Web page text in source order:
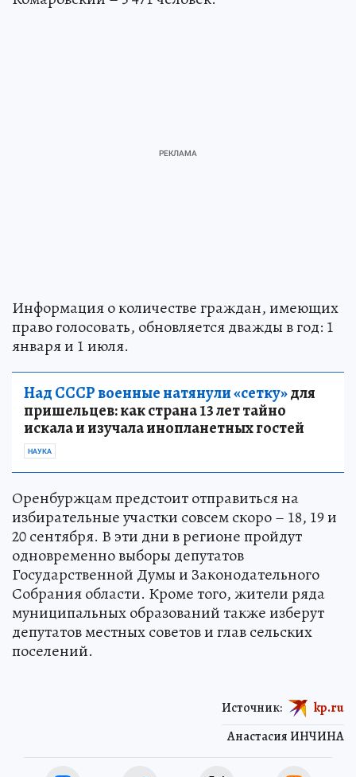
Информация о количестве граждан, имеющих
право голосовать, обновляется дважды в год: 1
января и 1 июля.
Над СССР военные натянули «сетку»для
пришельцев: как страна 13 лет тайно
искала и изучала инопланетных гостей
НАУКА
Оренбуржцам предстоит отправиться на
избирательные участки совсем скоро – 18, 19 и
20 сентября. В эти дни в регионе пройдут
одновременно выборы депутатов
Государственной Думы и Законодательного
Собрания области. Кроме того, жители ряда
муниципальных образований также изберут
депутатов местных советов и глав сельских
поселений.
Анастасия ИНЧИНА
Источник: kp.ru